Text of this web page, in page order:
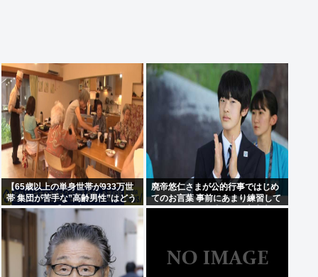
【65歳以上の単身世帯が933万世
帯 集団が苦手な”高齢男性”はどう
生きていく？】孤独死のリスク
も…専門家 「8日以上見つからな
いのも圧倒的に男性」
廃帝悠仁さまが公的行事ではじめ
てのお言葉 事前にあまり練習して
ないっぽい。滑舌悪いし大丈夫な